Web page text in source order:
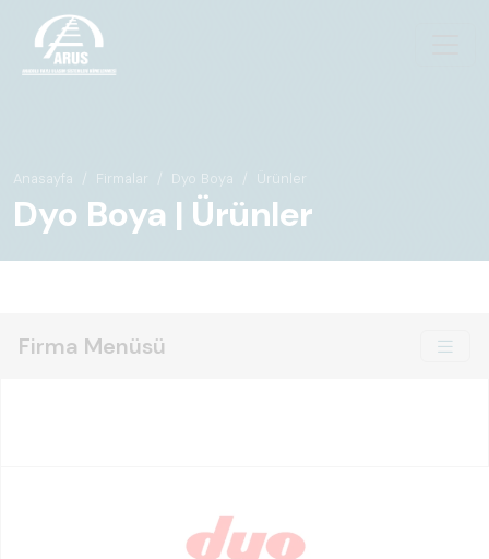
Anasayfa Firmalar Dyo Boya Ürünler
Dyo Boya | Ürünler
Firma Menüsü